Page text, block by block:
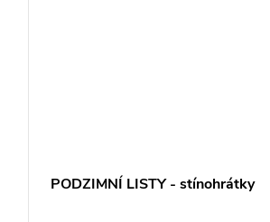
PODZIMNÍ LISTY - stínohrátky